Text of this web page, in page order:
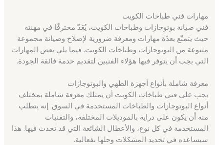
مهارات فني طباخات الكويت
فني صيانة بوتوجازات وطباخات الكويت، يُعَدّ محترفًا في مهنته
حيث يتمتّع بعدّة مهارات ومعرفة ضرورية لإصلاح وصيانة مجموعة
متنوعة من البوتوجازات وطباخات الكويت. فيما يلي بعض المهارات
التي يجب أن يتوفر فيها هؤلاء الفنيين لتقديم خدمة فائقة الجودة.
معرفة شاملة بأنواع أجهزة الطهي والبوتوجازات
يجب على فني طباخات الكويت أن يمتلك معرفة شاملة بمختلف
أنواع البوتوجازات والطباخات المستخدمة في السوق. إنه يتطلب
منه أن يكون على دراية بالموديلات المختلفة، والتقنيات
المستخدمة في كل نوع، والأعطال الشائعة التي قد تحدث فيها. هذا
سيساعده في تحديد المشكلات وحلها بفعالية.